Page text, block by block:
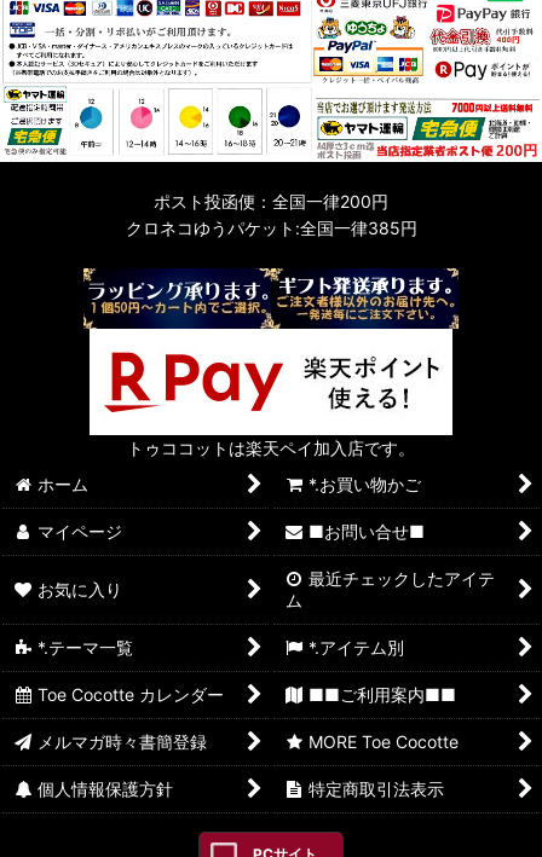
ポスト投函便：全国一律200円
クロネコゆうパケット:全国一律385円
トゥココットは楽天ペイ加入店です。
ホーム
*.お買い物かご
マイページ ■お問い合せ■
お気に入り
最近チェックしたアイテ
ム
*.テーマ一覧 *.アイテム別
Toe Cocotte カレンダー ■■ご利用案内■■
メルマガ時々書簡登録 MORE Toe Cocotte
個人情報保護方針 特定商取引法表示